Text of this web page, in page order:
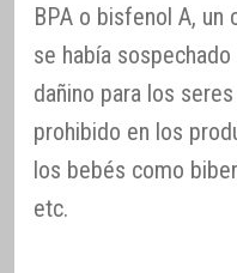
BPA o bisfenol A, un
se había
dañino para los
prohibido en los
los bebés como
etc.